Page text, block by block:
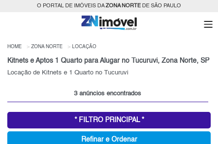
O PORTAL DE IMÓVEIS DAZONA NORTEDE SÃO PAULO
HOME ZONA NORTE LOCAÇÃO
Kitnets e Aptos 1 Quarto para Alugar no Tucuruvi, Zona Norte, SP
Locação de Kitnets e 1 Quarto no Tucuruvi
3 anúncios encontrados
* FILTRO PRINCIPAL *
Refinar e Ordenar